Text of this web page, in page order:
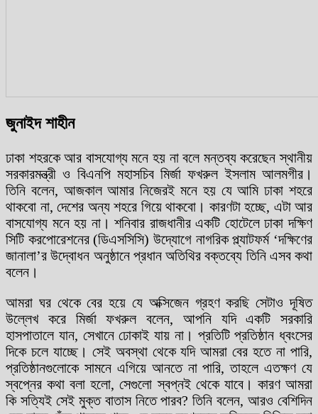
জুনাইদ শাহীন
ঢাকা শহরকে আর বাসযোগ্য মনে হয় না বলে মন্তব্য করেছেন স্থানীয়
সরকারমন্ত্রী ও বিএনপি মহাসচিব মির্জা ফখরুল ইসলাম আলমগীর।
তিনি বলেন, আজকাল আমার নিজেরই মনে হয় যে আমি ঢাকা শহরে
থাকবো না, দেশের অন্য শহরে গিয়ে থাকবো। কারণটা হচ্ছে, এটা আর
বাসযোগ্য মনে হয় না। শনিবার রাজধানীর একটি হোটেলে ঢাকা দক্ষিণ
সিটি করপোরেশনের (ডিএসসিসি) উদ্যোগে নাগরিক প্ল্যাটফর্ম ‘দক্ষিণের
জানালা’র উদ্বোধন অনুষ্ঠানে প্রধান অতিথির বক্তব্যে তিনি এসব কথা
বলেন।
আমরা ঘর থেকে বের হয়ে যে অক্সিজেন গ্রহণ করছি সেটাও দূষিত
উল্লেখ করে মির্জা ফখরুল বলেন, আপনি যদি একটি সরকারি
হাসপাতালে যান, সেখানে ঢোকাই যায় না। প্রতিটি প্রতিষ্ঠান ধ্বংসের
দিকে চলে যাচ্ছে। সেই অবস্থা থেকে যদি আমরা বের হতে না পারি,
প্রতিষ্ঠানগুলোকে সামনে এগিয়ে আনতে না পারি, তাহলে এতক্ষণ যে
স্বপ্নের কথা বলা হলো, সেগুলো স্বপ্নই থেকে যাবে। কারণ আমরা
কি সত্যিই সেই মুক্ত বাতাস নিতে পারব? তিনি বলেন, আরও বেশিদিন